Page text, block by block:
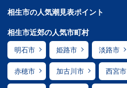
相生市の人気潮見表ポイント
相生市近郊の人気市町村
明石市 姫路市 淡路市
赤穂市 加古川市 西宮市